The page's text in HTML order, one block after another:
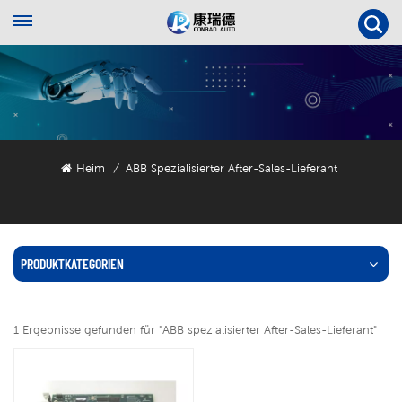
Heim / ABB Spezialisierter After-Sales-Lieferant
PRODUKTKATEGORIEN
1 Ergebnisse gefunden für "ABB spezialisierter After-Sales-Lieferant"